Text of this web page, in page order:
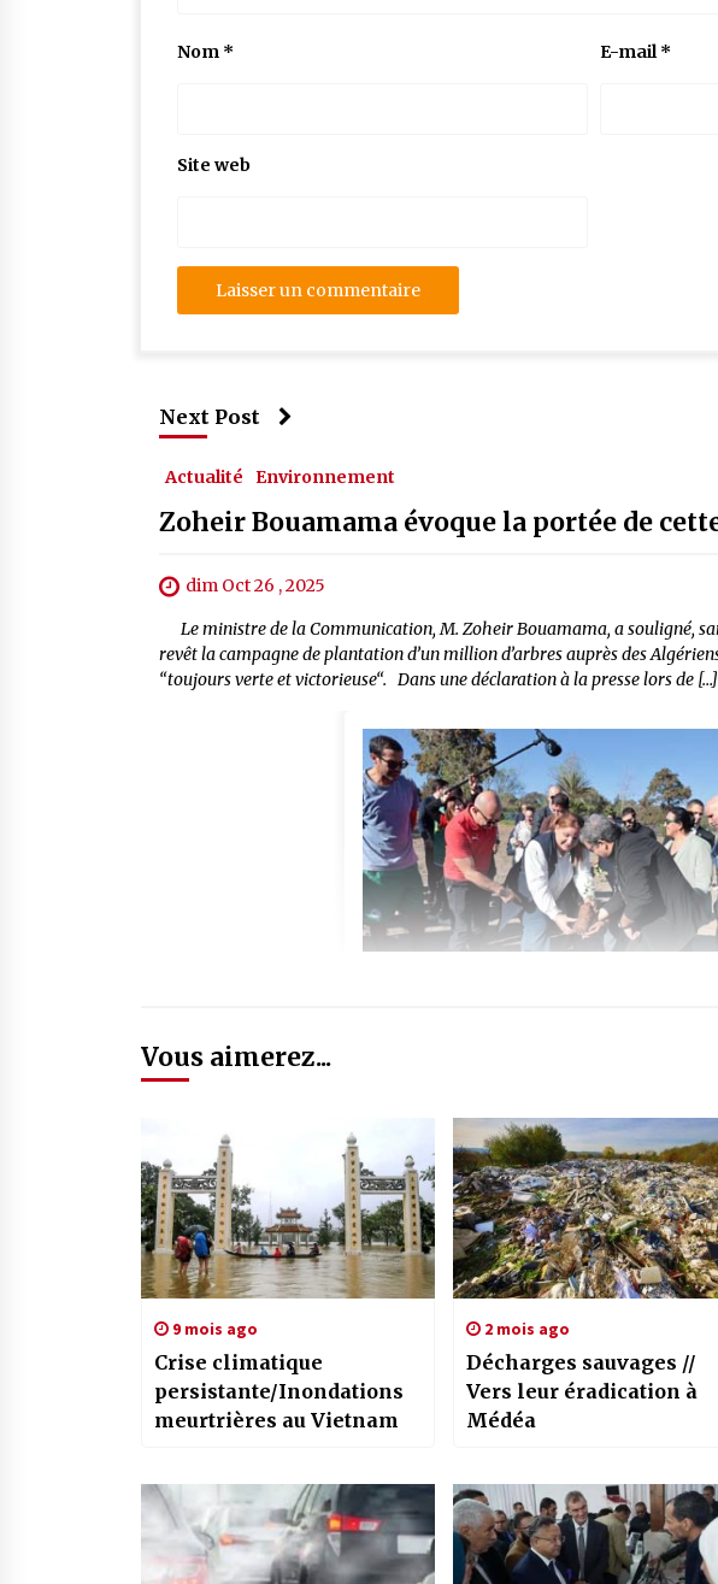
Nom * E-mail*
Site web
Next Post
Actualité Environnement
Zoheir Bouamama évoque la portée de
dim Oct 26 , 2025
Le ministre de la Communication, M. Zoheir Bouamama, a souligné,
revêt la campagne de plantation d’un million d’arbres auprès des
“toujours verte et victorieuse“. Dans une déclaration à la presse lors de […]
Vous aimerez...
9 mois ago
Crise climatique
persistante/Inondations
meurtrières au Vietnam
2 mois ago
Décharges sauvages //
Vers leur éradication à
Médéa